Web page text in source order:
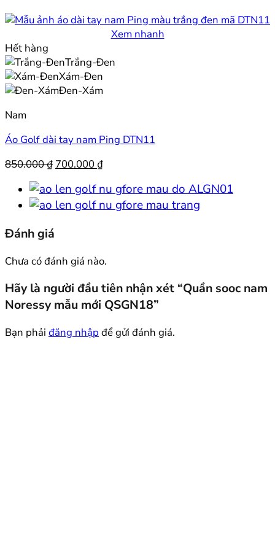
Xem nhanh
Hết hàng
Trắng-Đen
Xám-Đen
Đen-Xám
Nam
Áo Golf dài tay nam Ping DTN11
850.000₫ Giá
là:
850.000 ₫.
700.000 ₫Giá
tại
là:
Đánh giá
Chưa có đánh giá nào.
Hãy là người đầu tiên nhận xét “Quần sooc nam
Noressy mẫu mới QSGN18”
Bạn phải đăng nhập để gửi đánh giá.